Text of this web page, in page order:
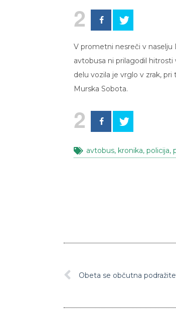
2
V prometni nesreči v
avtobusa ni prilagodil
delu vozila je vrglo v zrak,
Murska Sobota.
2
avtobus, kronika, policija,
Obeta se občutna